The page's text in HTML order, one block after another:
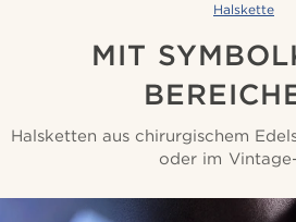
Halskette
MIT
Halsketten aus chirurgischem
oder im